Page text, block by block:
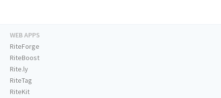
WEB APPS
RiteForge
RiteBoost
Rite.ly
RiteTag
RiteKit